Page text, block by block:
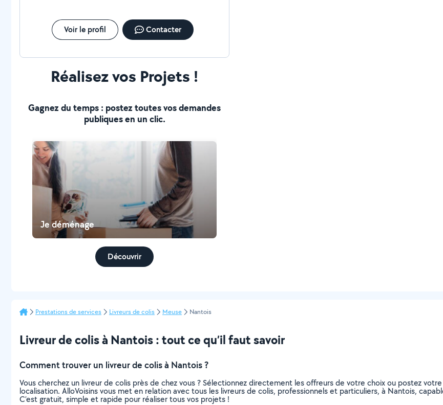
Voir le profil Contacter
Réalisez vos Projets !
Gagnez du temps : postez toutes vos demandes
publiques en un clic.
Je déménage
Découvrir
Prestations de services Livreurs de colis Meuse Nantois
Livreur de colis à Nantois : tout ce qu’il faut savoir
Comment trouver un livreur de colis à Nantois ?
Vous cherchez un livreur de colis près de chez vous ? Sélectionnez directement les offreurs de votre choix ou postez
localisation. AlloVoisins vous met en relation avec tous les livreurs de colis, professionnels et particuliers, à Nantois,
C’est gratuit, simple et rapide pour réaliser tous vos projets !